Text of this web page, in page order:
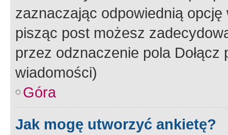
zaznaczając odpowiednią
pisząc post możesz
przez odznaczenie pola
wiadomości)
Góra
Jak mogę utworzyć ankietę?